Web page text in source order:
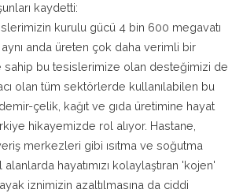
kaydetti:
kurulu gücü 4 bin 600 megavatı
aynı anda üreten çok daha verimli bir
sahip bu tesislerimize olan desteğimizi de
olan tüm sektörlerde kullanılabilen bu
çelik, kağıt ve gıda üretimine hayat
hikayemizde rol alıyor. Hastane,
merkezleri gibi ısıtma ve soğutma
hayatımızı kolaylaştıran 'kojen'
iznimizin azaltılmasına da ciddi